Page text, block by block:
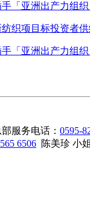
「亚洲出产力组
织项目标投资者
「亚洲出产力组
服务电话： 0595-
6506 陈美珍 小